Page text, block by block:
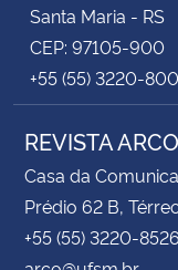
Santa Maria - RS
CEP: 97105-900
+55 (55) 3220-
REVISTA ARCO
Casa da
Prédio 62 B,
+55 (55) 3220-8526